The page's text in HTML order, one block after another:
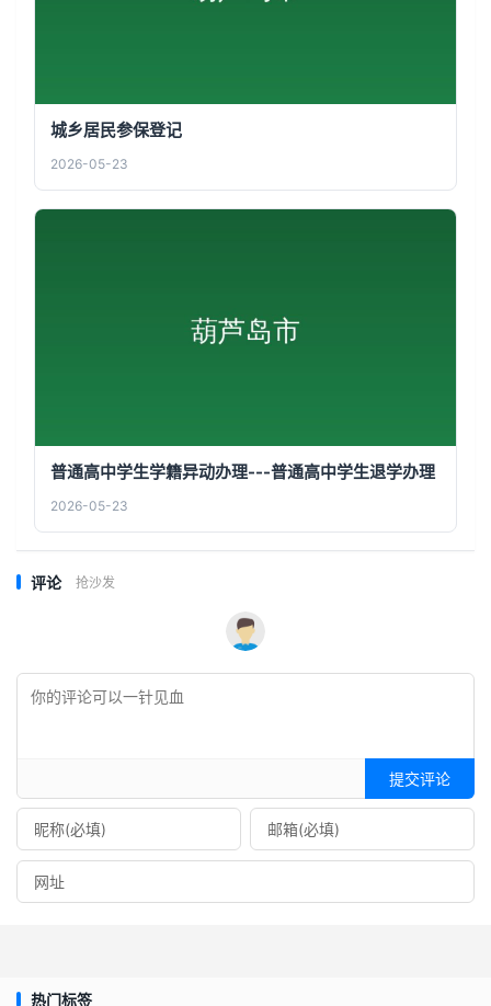
城乡居民参保登记
2026-05-23
普通高中学生学籍异动办理---普通高中学生退学办理
2026-05-23
评论 抢沙发
提交评论
热门标签